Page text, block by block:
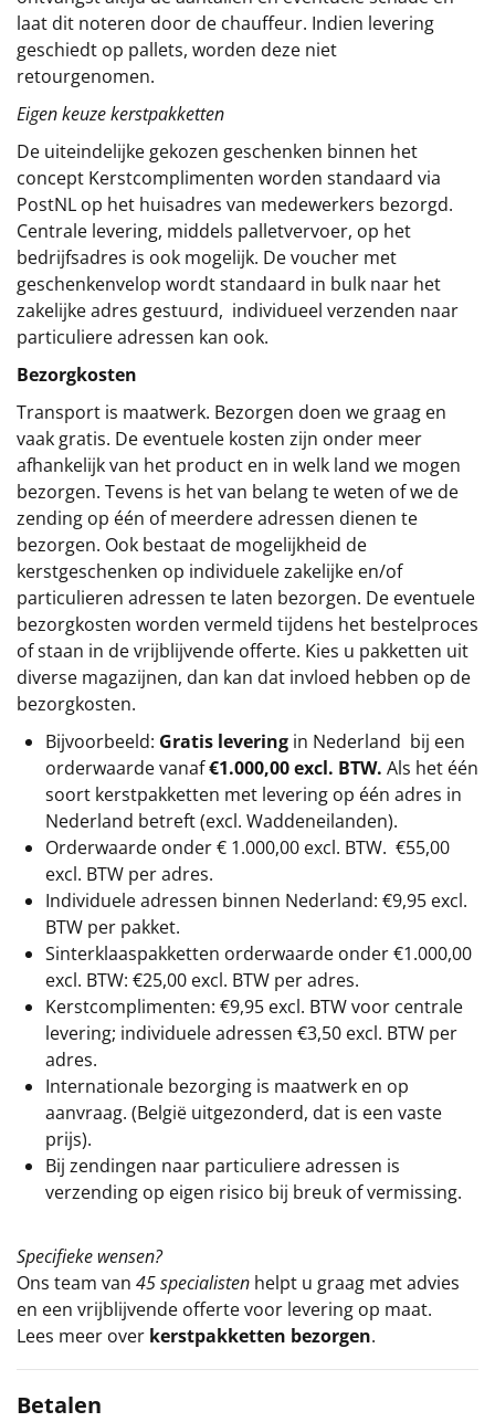
laat dit noteren door de chauffeur. Indien levering
geschiedt op pallets, worden deze niet
retourgenomen.
Eigen keuze kerstpakketten
De uiteindelijke gekozen geschenken binnen het
concept Kerstcomplimenten worden standaard via
PostNL op het huisadres van medewerkers bezorgd.
Centrale levering, middels palletvervoer, op het
bedrijfsadres is ook mogelijk. De voucher met
geschenkenvelop wordt standaard in bulk naar het
zakelijke adres gestuurd, individueel verzenden naar
particuliere adressen kan ook.
Bezorgkosten
Transport is maatwerk. Bezorgen doen we graag en
vaak gratis. De eventuele kosten zijn onder meer
afhankelijk van het product en in welk land we mogen
bezorgen. Tevens is het van belang te weten of we de
zending op één of meerdere adressen dienen te
bezorgen. Ook bestaat de mogelijkheid de
kerstgeschenken op individuele zakelijke en/of
particulieren adressen te laten bezorgen. De eventuele
bezorgkosten worden vermeld tijdens het bestelproces
of staan in de vrijblijvende offerte. Kies u pakketten uit
diverse magazijnen, dan kan dat invloed hebben op de
bezorgkosten.
Bijvoorbeeld: Gratis levering in Nederland bij een
orderwaarde vanaf€1.000,00 excl. BTW. Als het één
soort kerstpakketten met levering op één adres in
Nederland betreft (excl. Waddeneilanden).
Orderwaarde onder € 1.000,00 excl. BTW. €55,00
excl. BTW per adres.
Individuele adressen binnen Nederland: €9,95 excl.
BTW per pakket.
Sinterklaaspakketten orderwaarde onder €1.000,00
excl. BTW: €25,00 excl. BTW per adres.
Kerstcomplimenten: €9,95 excl. BTW voor centrale
levering; individuele adressen €3,50 excl. BTW per
adres.
Internationale bezorging is maatwerk en op
aanvraag. (België uitgezonderd, dat is een vaste
prijs).
Bij zendingen naar particuliere adressen is
verzending op eigen risico bij breuk of vermissing.
Specifieke wensen?
Ons team van 45 specialisten helpt u graag met advies
en een vrijblijvende offerte voor levering op maat.
Lees meer over kerstpakketten bezorgen.
Betalen